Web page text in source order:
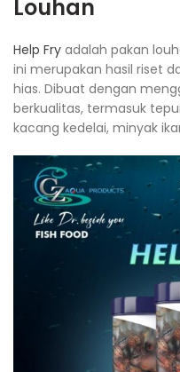
Louhan
Help Fry adalah pakan
ini merupakan hasil riset
hias. Dibuat dengan
berkualitas, termasuk
kacang kedelai, minyak